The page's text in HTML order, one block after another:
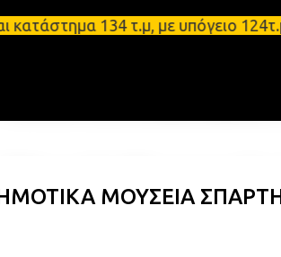
Μετάβαση στο
134 τ.μ, με υπόγειο
ΜΟΥΣΕΙΑ